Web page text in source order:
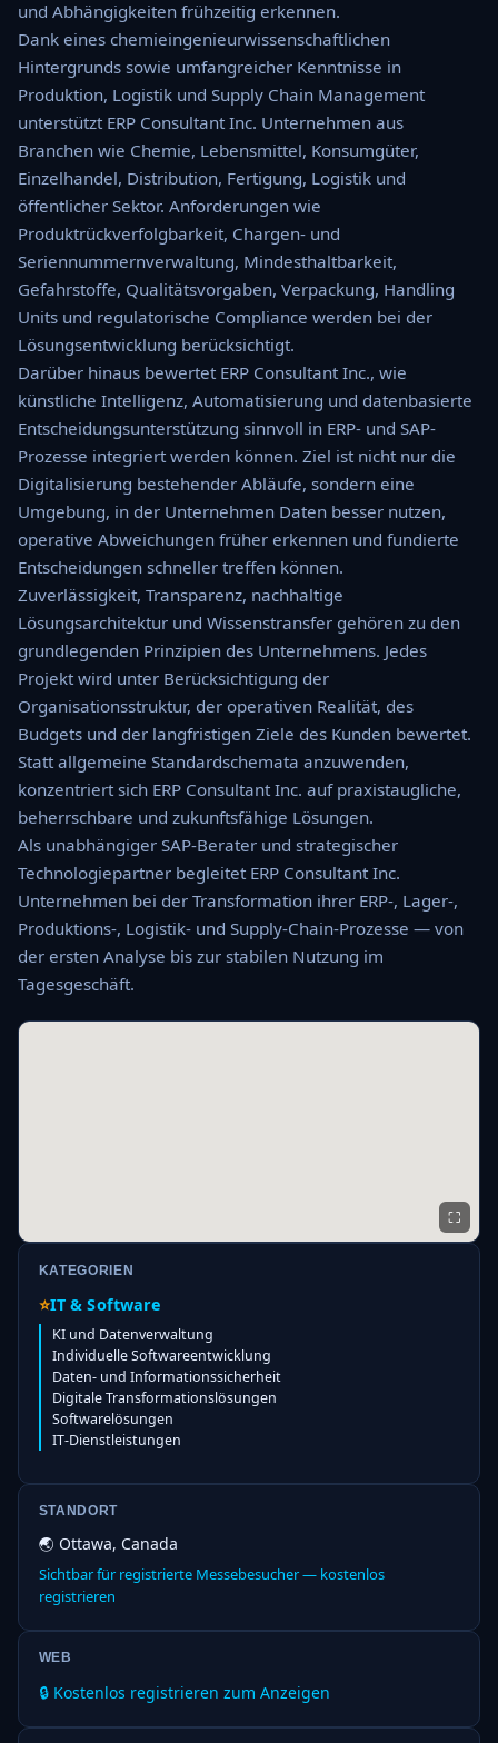
und Abhängigkeiten frühzeitig erkennen.
Dank eines chemieingenieurwissenschaftlichen
Hintergrunds sowie umfangreicher Kenntnisse in
Produktion, Logistik und Supply Chain Management
unterstützt ERP Consultant Inc. Unternehmen aus
Branchen wie Chemie, Lebensmittel, Konsumgüter,
Einzelhandel, Distribution, Fertigung, Logistik und
öffentlicher Sektor. Anforderungen wie
Produktrückverfolgbarkeit, Chargen- und
Seriennummernverwaltung, Mindesthaltbarkeit,
Gefahrstoffe, Qualitätsvorgaben, Verpackung, Handling
Units und regulatorische Compliance werden bei der
Lösungsentwicklung berücksichtigt.
Darüber hinaus bewertet ERP Consultant Inc., wie
künstliche Intelligenz, Automatisierung und datenbasierte
Entscheidungsunterstützung sinnvoll in ERP- und SAP-
Prozesse integriert werden können. Ziel ist nicht nur die
Digitalisierung bestehender Abläufe, sondern eine
Umgebung, in der Unternehmen Daten besser nutzen,
operative Abweichungen früher erkennen und fundierte
Entscheidungen schneller treffen können.
Zuverlässigkeit, Transparenz, nachhaltige
Lösungsarchitektur und Wissenstransfer gehören zu den
grundlegenden Prinzipien des Unternehmens. Jedes
Projekt wird unter Berücksichtigung der
Organisationsstruktur, der operativen Realität, des
Budgets und der langfristigen Ziele des Kunden bewertet.
Statt allgemeine Standardschemata anzuwenden,
konzentriert sich ERP Consultant Inc. auf praxistaugliche,
beherrschbare und zukunftsfähige Lösungen.
Als unabhängiger SAP-Berater und strategischer
Technologiepartner begleitet ERP Consultant Inc.
Unternehmen bei der Transformation ihrer ERP-, Lager-,
Produktions-, Logistik- und Supply-Chain-Prozesse — von
der ersten Analyse bis zur stabilen Nutzung im
Tagesgeschäft.
⛶
KATEGORIEN
⭐IT & Software
KI und Datenverwaltung
Individuelle Softwareentwicklung
Daten- und Informationssicherheit
Digitale Transformationslösungen
Softwarelösungen
IT-Dienstleistungen
STANDORT
🌏 Ottawa, Canada
Sichtbar für registrierte Messebesucher — kostenlos
registrieren
WEB
🔒 Kostenlos registrieren zum Anzeigen